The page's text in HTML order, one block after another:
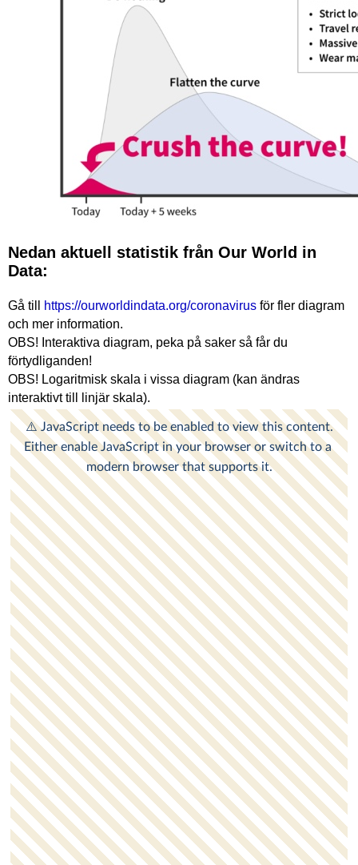
Nedan aktuell statistik från Our World in
Data:
Gå till https://ourworldindata.org/coronavirus för fler diagram
och mer information.
OBS! Interaktiva diagram, peka på saker så får du
förtydliganden!
OBS! Logaritmisk skala i vissa diagram (kan ändras
interaktivt till linjär skala).